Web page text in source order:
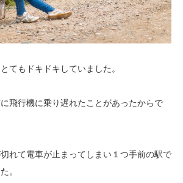
てもドキドキしていました。
飛行機に乗り遅れたことがあったからで
れて電車が止まってしまい１つ手前の駅で
。